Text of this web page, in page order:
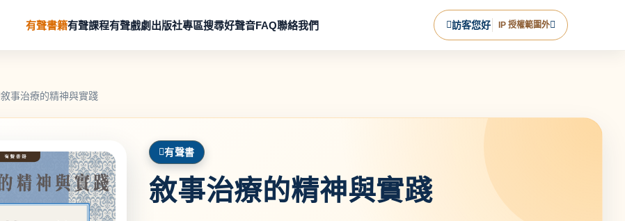
有聲書籍有聲課程有聲戲劇 出版社專區搜尋好聲音FAQ聯絡我們 訪客您好 IP 授權範圍外
敘事治療的精神與實踐
有聲書
敘事治療的精神與實踐